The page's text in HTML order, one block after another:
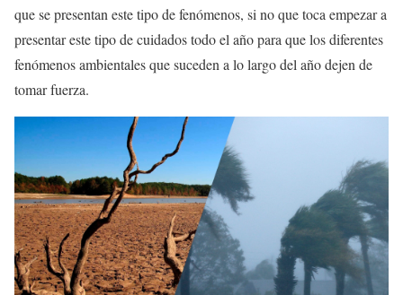
que se presentan este tipo de fenómenos, si no que toca empezar a
presentar este tipo de cuidados todo el año para que los diferentes
fenómenos ambientales que suceden a lo largo del año dejen de
tomar fuerza.